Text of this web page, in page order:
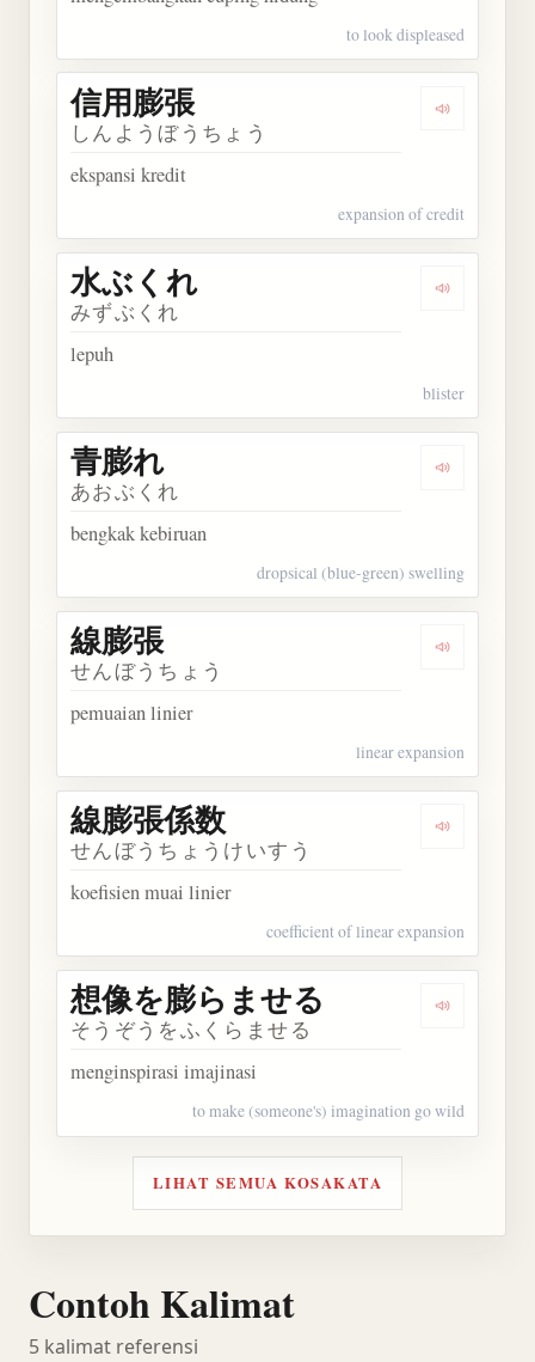
to look displeased
Dengarkan
信用膨張
しんようぼうちょう
ekspansi kredit
expansion of credit
Dengarkan
水ぶくれ
みずぶくれ
lepuh
blister
Dengarkan
青膨れ
あおぶくれ
bengkak kebiruan
dropsical (blue-green) swelling
Dengarkan
線膨張
せんぼうちょう
pemuaian linier
linear expansion
Dengarkan
線膨張係数
せんぼうちょうけいすう
koefisien muai linier
coefficient of linear expansion
Dengarkan
想像を膨らませる
そうぞうをふくらませる
menginspirasi imajinasi
to make (someone's) imagination go wild
LIHAT SEMUA KOSAKATA
Contoh Kalimat
5 kalimat referensi